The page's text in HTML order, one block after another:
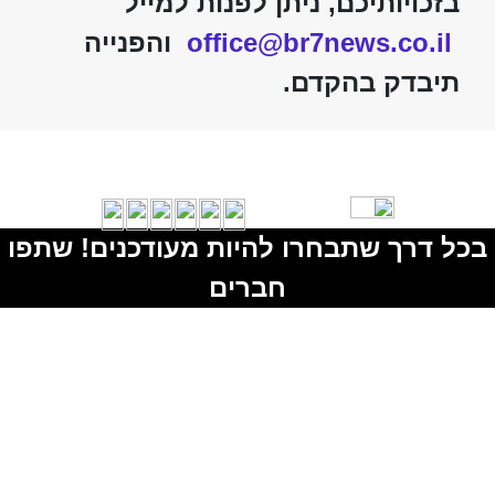
office@br7news.co.il והפנייה
תיבדק בהקדם.
בכל דרך שתבחרו להיות מעודכנים! שתפו
חברים